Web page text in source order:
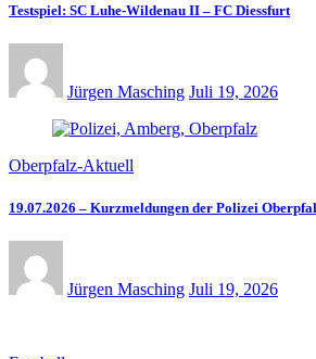
Testspiel: SC Luhe-Wildenau II – FC Diessfurt
Jürgen Masching Juli 19, 2026
Oberpfalz-Aktuell
19.07.2026 – Kurzmeldungen der Polizei
Jürgen Masching Juli 19, 2026